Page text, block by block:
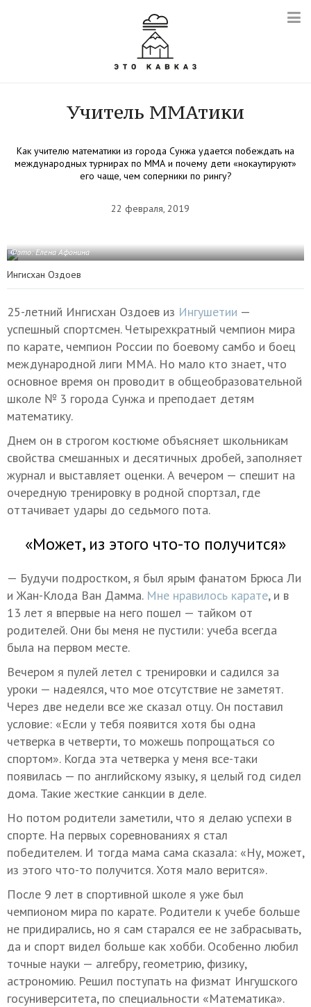
Учитель ММАтики
Как учителю математики из города Сунжа удается побеждать на
международных турнирах по ММА и почему дети «нокаутируют»
его чаще, чем соперники по рингу?
22 февраля, 2019
Фото: Елена Афонина
Ингисхан Оздоев
25-летний Ингисхан Оздоев из Ингушетии —
успешный спортсмен. Четырехкратный чемпион мира
по карате, чемпион России по боевому самбо и боец
международной лиги ММА. Но мало кто знает, что
основное время он проводит в общеобразовательной
школе № 3 города Сунжа и преподает детям
математику.
Днем он в строгом костюме объясняет школьникам
свойства смешанных и десятичных дробей, заполняет
журнал и выставляет оценки. А вечером — спешит на
очередную тренировку в родной спортзал, где
оттачивает удары до седьмого пота.
«Может, из этого что-то получится»
— Будучи подростком, я был ярым фанатом Брюса Ли
и Жан-Клода Ван Дамма. Мне нравилось карате, и в
13 лет я впервые на него пошел — тайком от
родителей. Они бы меня не пустили: учеба всегда
была на первом месте.
Вечером я пулей летел с тренировки и садился за
уроки — надеялся, что мое отсутствие не заметят.
Через две недели все же сказал отцу. Он поставил
условие: «Если у тебя появится хотя бы одна
четверка в четверти, то можешь попрощаться со
спортом». Когда эта четверка у меня все-таки
появилась — по английскому языку, я целый год сидел
дома. Такие жесткие санкции в деле.
Но потом родители заметили, что я делаю успехи в
спорте. На первых соревнованиях я стал
победителем. И тогда мама сама сказала: «Ну, может,
из этого что-то получится. Хотя мало верится».
После 9 лет в спортивной школе я уже был
чемпионом мира по карате. Родители к учебе больше
не придирались, но я сам старался ее не забрасывать,
да и спорт видел больше как хобби. Особенно любил
точные науки — алгебру, геометрию, физику,
астрономию. Решил поступать на физмат Ингушского
госуниверситета, по специальности «Математика».